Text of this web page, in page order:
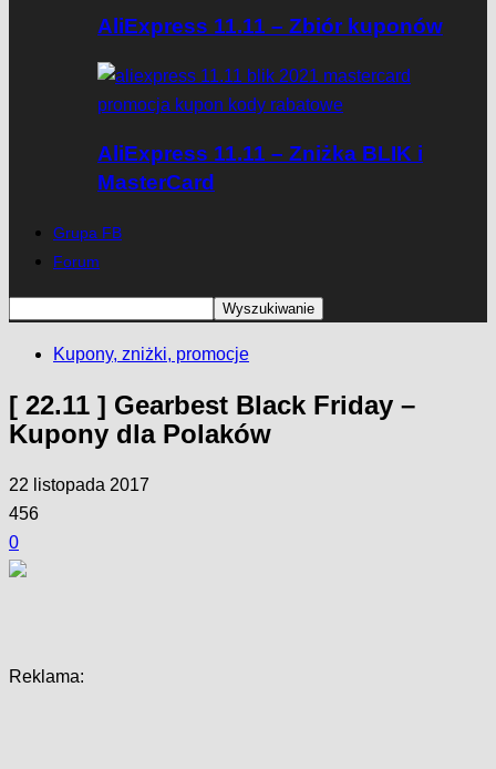
AliExpress 11.11 – Zbiór kuponów
AliExpress 11.11 – Zniżka BLIK i
MasterCard
Grupa FB
Forum
Kupony, zniżki, promocje
[ 22.11 ] Gearbest Black Friday –
Kupony dla Polaków
22 listopada 2017
456
0
Reklama: